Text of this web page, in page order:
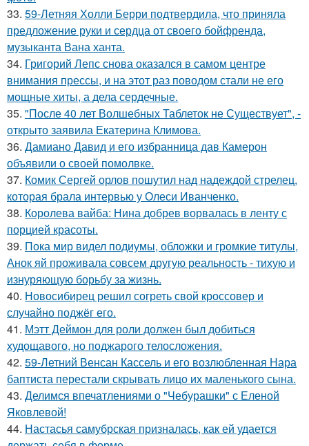
33. 59-Летняя Холли Берри подтвердила, что приняла
предложение руки и сердца от своего бойфренда,
музыканта Вана ханта.
34. Григорий Лепс снова оказался в самом центре
внимания прессы, и на этот раз поводом стали не его
мощные хиты, а дела сердечные.
35. "После 40 лет Волшебных Таблеток не Существует", -
открыто заявила Екатерина Климова.
36. Дамиано Давид и его избранница дав Камерон
объявили о своей помолвке.
37. Комик Сергей орлов пошутил над надеждой стрелец,
которая брала интервью у Олеси Иванченко.
38. Королева вайба: Нина добрев ворвалась в ленту с
порцией красоты.
39. Пока мир видел подиумы, обложки и громкие титулы,
Анок яй проживала совсем другую реальность - тихую и
изнуряющую борьбу за жизнь.
40. Новосибирец решил согреть свой кроссовер и
случайно поджёг его.
41. Мэтт Деймон для роли должен был добиться
худощавого, но поджарого телосложения.
42. 59-Летний Венсан Кассель и его возлюбленная Нара
баптиста перестали скрывать лицо их маленького сына.
43. Делимся впечатлениями о "Чебурашки" с Еленой
Яковлевой!
44. Настасья самубрская призналась, как ей удается